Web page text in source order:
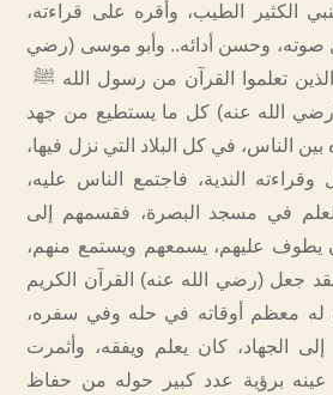
الكثير الطيب، وأقره على قراءته،
صوته، وحسن أدائه.. وأبو موسى (رضي
تعلموا القرآن من رسول الله ﷺ
الله عنه) كل ما يستطيع من جهد
الناس، في كل البلاد التي نزل فيها،
الندية، فاجتمع الناس عليه،
في مسجد البصرة، فقسمهم إلى
عليهم، يسمعهم ويستمع منهم،
جعل (رضي الله عنه) القرآن الكريم
معظم أوقاته في حله وفي سفره،
الجهاد، كان يعلم ويفقه، وأثمرت
عينه برؤية عدد كبير حوله من حفاظ